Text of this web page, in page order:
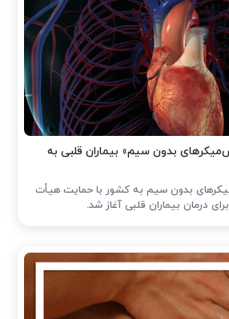
بدون سیم» بیماران قلبی به
بدون سیم به کشور با حمایت هیأت
درمان بیماران قلبی آغاز شد.